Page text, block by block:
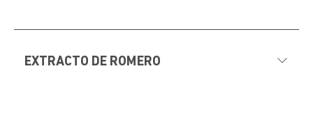
EXTRACTO DE ROMERO